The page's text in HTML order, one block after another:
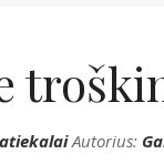
Autorius: